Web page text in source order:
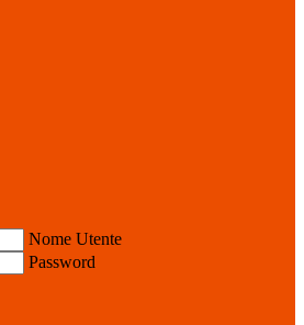
Nome Utente
Password